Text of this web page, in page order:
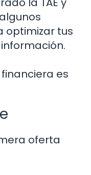
optimizar tus
es
oferta